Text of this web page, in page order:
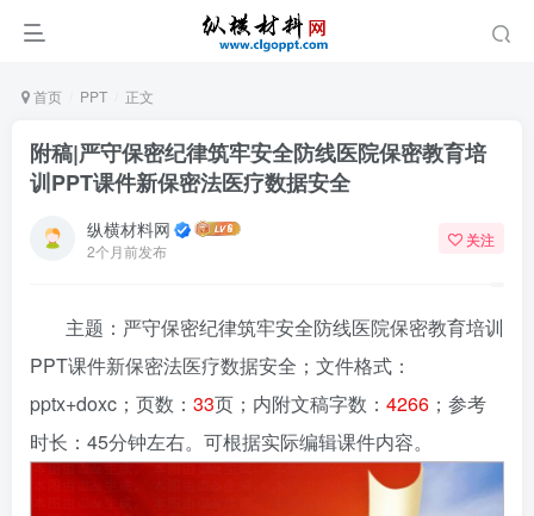
首页 PPT 正文
附稿|严守保密纪律筑牢安全防线医院保密教育培
训PPT课件新保密法医疗数据安全
纵横材料网
2个月前发布
关注
主题：严守保密纪律筑牢安全防线医院保密教育培训
PPT课件新保密法医疗数据安全 ；文件格式：
pptx+doxc；页数： 33页；内附文稿字数： 4266 ；参考
时长：45分钟左右。可根据实际编辑课件内容。